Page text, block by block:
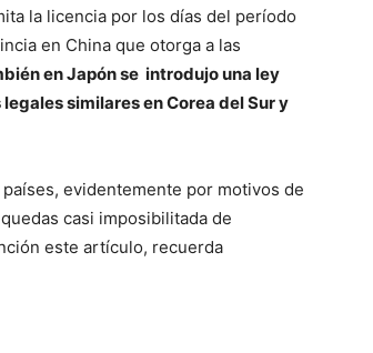
la licencia por los días del período
en China que otorga a las
en Japón se introdujo una ley
similares en Corea del Sur y
evidentemente por motivos de
casi imposibilitada de
este artículo, recuerda